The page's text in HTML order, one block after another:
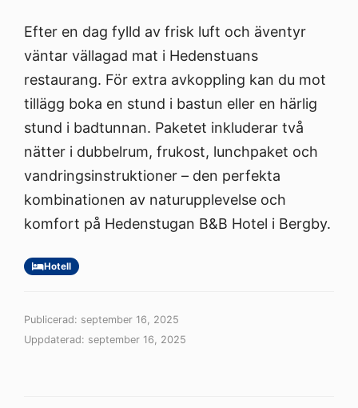
Efter en dag fylld av frisk luft och äventyr
väntar vällagad mat i Hedenstuans
restaurang. För extra avkoppling kan du mot
tillägg boka en stund i bastun eller en härlig
stund i badtunnan. Paketet inkluderar två
nätter i dubbelrum, frukost, lunchpaket och
vandringsinstruktioner – den perfekta
kombinationen av naturupplevelse och
komfort på Hedenstugan B&B Hotel i Bergby.
Hotell
Publicerad: september 16, 2025
Uppdaterad: september 16, 2025